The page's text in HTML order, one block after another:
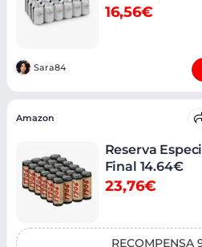
16,56€
Sara84
Amazon
Reserva
Final 14.64€
23,76€
RECOMPENSA